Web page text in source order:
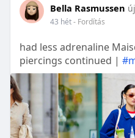
Bella Rasmussen
43 hét- Fordítás
had less adrenaline
piercings continued |